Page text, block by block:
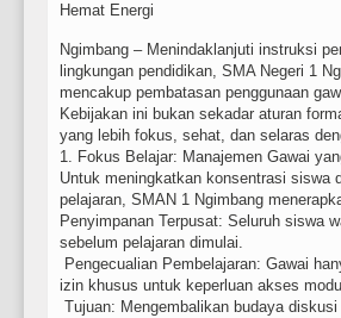
Hemat Energi
Ngimbang – Menindaklanjuti instruksi
lingkungan pendidikan, SMA Negeri 1
mencakup pembatasan penggunaan
Kebijakan ini bukan sekadar aturan
yang lebih fokus, sehat, dan selaras
1. Fokus Belajar: Manajemen Gawai
Untuk meningkatkan konsentrasi siswa
pelajaran, SMAN 1 Ngimbang
Penyimpanan Terpusat: Seluruh siswa
sebelum pelajaran dimulai.
Pengecualian Pembelajaran: Gawai
izin khusus untuk keperluan akses
Tujuan: Mengembalikan budaya